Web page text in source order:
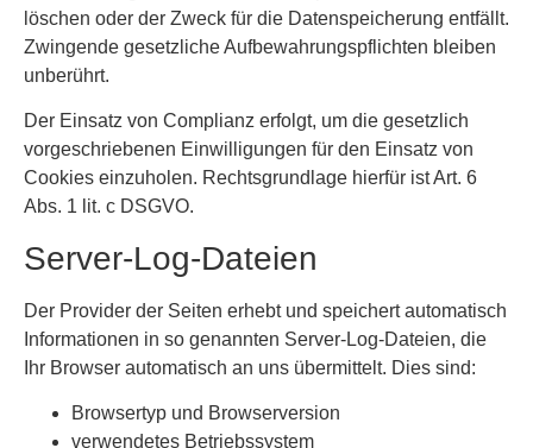
löschen oder der Zweck für die Datenspeicherung entfällt.
Zwingende gesetzliche Aufbewahrungspflichten bleiben
unberührt.
Der Einsatz von Complianz erfolgt, um die gesetzlich
vorgeschriebenen Einwilligungen für den Einsatz von
Cookies einzuholen. Rechtsgrundlage hierfür ist Art. 6
Abs. 1 lit. c DSGVO.
Server-Log-Dateien
Der Provider der Seiten erhebt und speichert automatisch
Informationen in so genannten Server-Log-Dateien, die
Ihr Browser automatisch an uns übermittelt. Dies sind:
Browsertyp und Browserversion
verwendetes Betriebssystem